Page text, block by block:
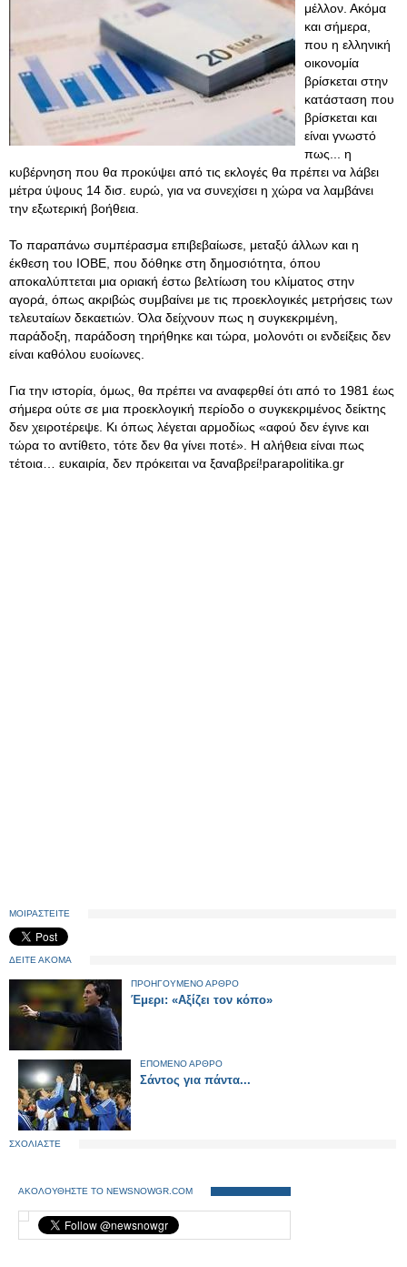
μέλλον. Ακόμα
και σήμερα,
που η ελληνική
οικονομία
βρίσκεται στην
κατάσταση που
βρίσκεται και
είναι γνωστό
πως... η
κυβέρνηση που θα προκύψει από τις εκλογές θα πρέπει να λάβει
μέτρα ύψους 14 δισ. ευρώ, για να συνεχίσει η χώρα να λαμβάνει
την εξωτερική βοήθεια.
Το παραπάνω συμπέρασμα επιβεβαίωσε, μεταξύ άλλων και η
έκθεση του ΙΟΒΕ, που δόθηκε στη δημοσιότητα, όπου
αποκαλύπτεται μια οριακή έστω βελτίωση του κλίματος στην
αγορά, όπως ακριβώς συμβαίνει με τις προεκλογικές μετρήσεις των
τελευταίων δεκαετιών. Όλα δείχνουν πως η συγκεκριμένη,
παράδοξη, παράδοση τηρήθηκε και τώρα, μολονότι οι ενδείξεις δεν
είναι καθόλου ευοίωνες.
Για την ιστορία, όμως, θα πρέπει να αναφερθεί ότι από το 1981 έως
σήμερα ούτε σε μια προεκλογική περίοδο ο συγκεκριμένος δείκτης
δεν χειροτέρεψε. Κι όπως λέγεται αρμοδίως «αφού δεν έγινε και
τώρα το αντίθετο, τότε δεν θα γίνει ποτέ». Η αλήθεια είναι πως
τέτοια… ευκαιρία, δεν πρόκειται να ξαναβρεί!parapolitika.gr
ΜΟΙΡΑΣΤΕΙΤΕ
ΔΕΙΤΕ ΑΚΟΜΑ
ΠΡΟΗΓΟΥΜΕΝΟ ΑΡΘΡΟ
Έμερι: «Αξίζει τον κόπο»
ΕΠΟΜΕΝΟ ΑΡΘΡΟ
Σάντος για πάντα...
ΣΧΟΛΙΑΣΤΕ
ΑΚΟΛΟΥΘΗΣΤΕ ΤΟ NEWSNOWGR.COM